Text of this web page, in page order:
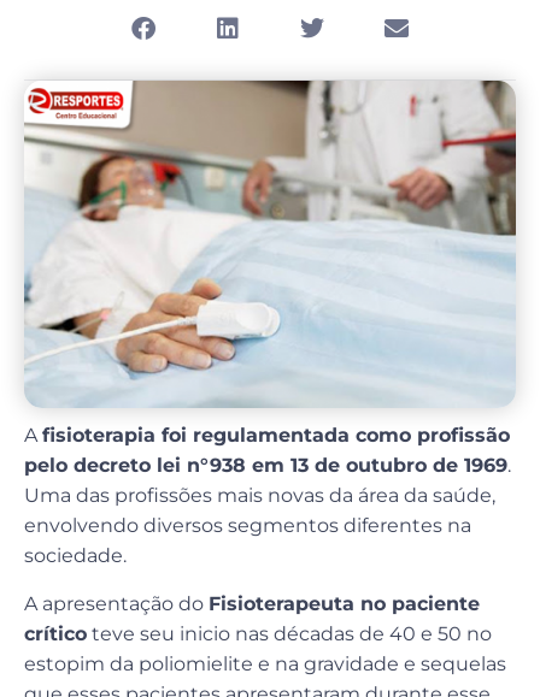
Afisioterapia foi regulamentada como profissão
pelo decreto lei n°938 em 13 de outubro de 1969.
Uma das profissões mais novas da área da saúde,
envolvendo diversos segmentos diferentes na
sociedade.
A apresentação do Fisioterapeuta no paciente
crítico teve seu inicio nas décadas de 40 e 50 no
estopim da poliomielite e na gravidade e sequelas